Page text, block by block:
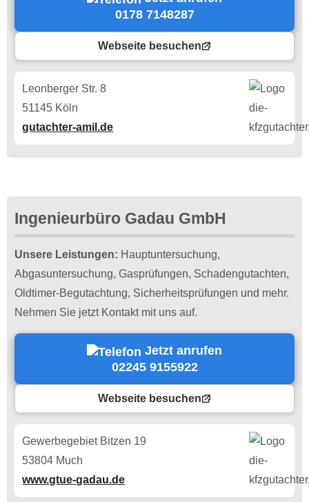
0178 7148287
Webseite besuchen
Leonberger Str. 8
51145 Köln
gutachter-amil.de
Ingenieurbüro Gadau GmbH
Unsere Leistungen: Hauptuntersuchung,
Abgasuntersuchung, Gasprüfungen, Schadengutachten,
Oldtimer-Begutachtung, Sicherheitsprüfungen und mehr.
Nehmen Sie jetzt Kontakt mit uns auf.
Jetzt anrufen
02245 9155922
Webseite besuchen
Gewerbegebiet Bitzen 19
53804 Much
www.gtue-gadau.de